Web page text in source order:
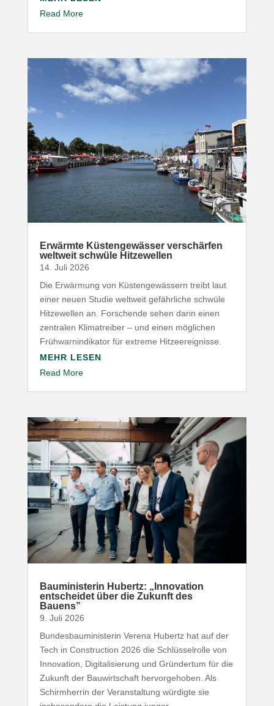
Read More
Erwärmte Küsten­ge­wässer verschärfen
weltweit schwüle Hitzewellen
14. Juli 2026
Die Erwärmung von Küsten­ge­wässern treibt laut
einer neuen Studie weltweit gefähr­liche schwüle
Hitze­wellen an. Forschende sehen darin einen
zentralen Klima­treiber – und einen möglichen
Früh­warn­in­di­kator für extreme Hitzeereignisse.
MEHR LESEN
Read More
Baumi­nis­terin Hubertz: „Inno­vation
entscheidet über die Zukunft des
Bauens”
9. Juli 2026
Bundesbauministerin Verena Hubertz hat auf der
Tech in Construction 2026 die Schlüsselrolle von
Innovation, Digitalisierung und Gründertum für die
Zukunft der Bauwirtschaft hervorgehoben. Als
Schirmherrin der Veranstaltung würdigte sie